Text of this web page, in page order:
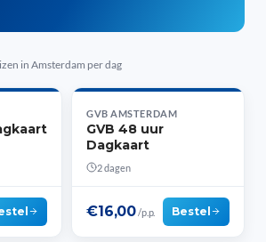
in Amsterdam per dag
GVB AMSTERDAM
GVB 48 uur
Dagkaart
2 dagen
€16,00/p.p. Bestel